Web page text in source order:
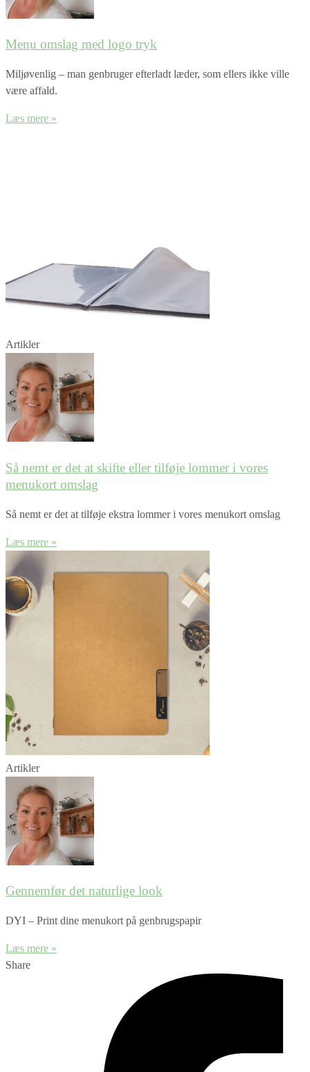
Menu omslag med logo tryk
Miljøvenlig – man genbruger efterladt læder, som ellers ikke ville
være affald.
Læs mere »
Artikler
Så nemt er det at skifte eller tilføje lommer i vores
menukort omslag
Så nemt er det at tilføje ekstra lommer i vores menukort omslag
Læs mere »
Artikler
Gennemfør det naturlige look
DYI – Print dine menukort på genbrugspapir
Læs mere »
Share